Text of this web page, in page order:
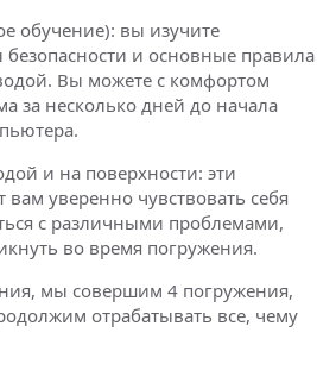
обучение): вы изучите
и основные правила
Вы можете с комфортом
за несколько дней до начала
и на поверхности: эти
уверенно чувствовать себя
с различными проблемами,
во время погружения.
мы совершим 4 погружения,
отрабатывать все, чему